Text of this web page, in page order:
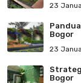
23
Bogor
23
Bogor